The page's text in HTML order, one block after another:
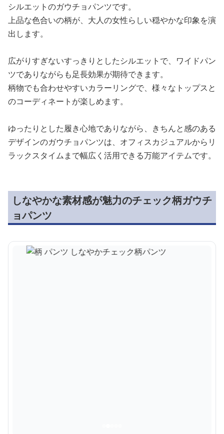
シルエットのガウチョパンツです。
上品な色合いの柄が、大人の女性らしい穏やかな印象を演
出します。
広がりすぎないすっきりとしたシルエットで、ワイドパン
ツでありながらも足長効果が期待できます。
柄物でも合わせやすいカラーリングで、様々なトップスと
のコーディネートが楽しめます。
ゆったりとした履き心地でありながら、きちんと感のある
デザインのガウチョパンツは、オフィスカジュアルからリ
ラックスタイムまで幅広く活用できる万能アイテムです。
しなやかな素材感が魅力のチェック柄ガウチ
ョパンツ